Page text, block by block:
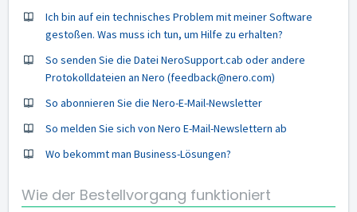
Ich bin auf ein technisches Problem mit meiner Software
gestoßen. Was muss ich tun, um Hilfe zu erhalten?
So senden Sie die Datei NeroSupport.cab oder andere
Protokolldateien an Nero (feedback@nero.com)
So abonnieren Sie die Nero-E-Mail-Newsletter
So melden Sie sich von Nero E-Mail-Newslettern ab
Wo bekommt man Business-Lösungen?
Wie der Bestellvorgang funktioniert